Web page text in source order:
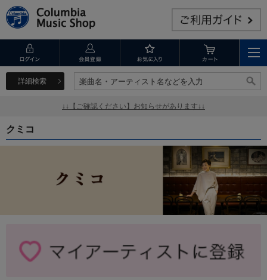
詳細検索 楽曲名・アーティスト名などを入力
楽曲名・アーティスト名などを入力
↓↓【ご確認ください】お知らせがあります↓↓
クミコ